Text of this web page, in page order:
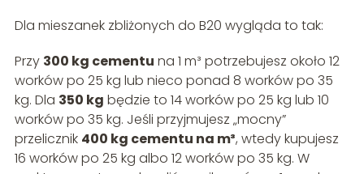
Dla mieszanek zbliżonych do B20 wygląda to tak:
Przy 300 kg cementu na 1 m³ potrzebujesz około 12
worków po 25 kg lub nieco ponad 8 worków po 35
kg. Dla 350 kg będzie to 14 worków po 25 kg lub 10
worków po 35 kg. Jeśli przyjmujesz „mocny”
przelicznik 400 kg cementu na m³, wtedy kupujesz
16 worków po 25 kg albo 12 worków po 35 kg. W